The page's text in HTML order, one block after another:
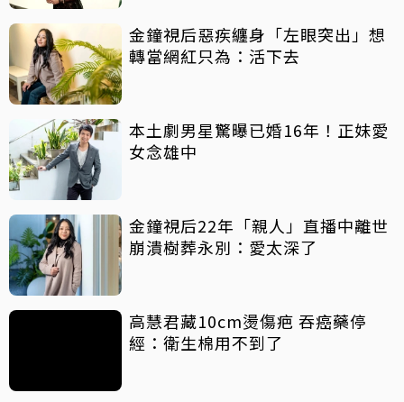
金鐘視后惡疾纏身「左眼突出」想
轉當網紅只為：活下去
本土劇男星驚曝已婚16年！正妹愛
女念雄中
金鐘視后22年「親人」直播中離世
崩潰樹葬永別：愛太深了
高慧君藏10cm燙傷疤 吞癌藥停
經：衛生棉用不到了